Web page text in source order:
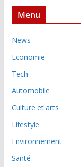
Menu
News
Economie
Tech
Automobile
Culture et arts
Lifestyle
Environnement
Santé